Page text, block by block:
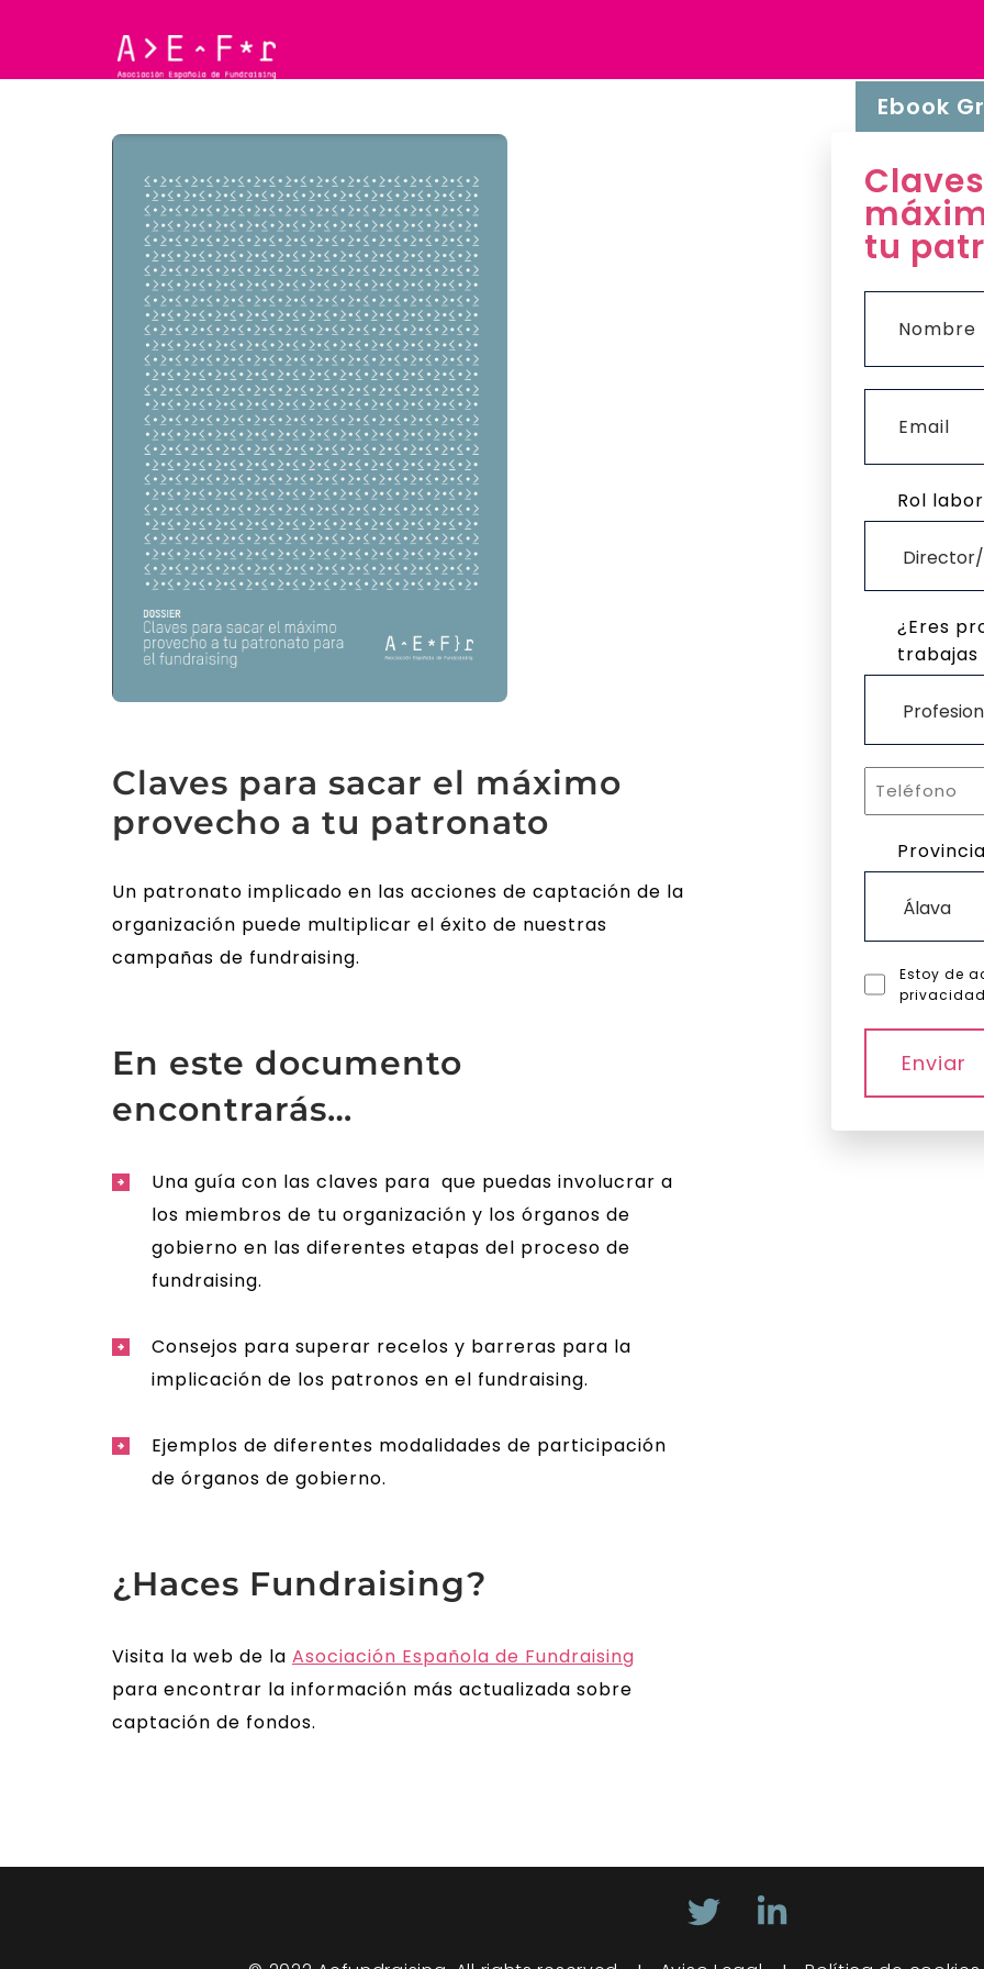
Claves para sacar el máximo
provecho a tu patronato
Un patronato implicado en las acciones de captación de la
organización puede multiplicar el éxito de nuestras
campañas de fundraising.
En este documento
encontrarás…
Una guía con las claves para que puedas involucrar a
los miembros de tu organización y los órganos de
gobierno en las diferentes etapas del proceso de
fundraising.
Consejos para superar recelos y barreras para la
implicación de los patronos en el fundraising.
Ejemplos de diferentes modalidades de participación
de órganos de gobierno.
¿Haces Fundraising?
Visita la web de la Asociación Española de Fundraising
para encontrar la información más actualizada sobre
captación de fondos.
Ebook
tu
Nombre
Rol
¿Eres
trabajas
Estoy de